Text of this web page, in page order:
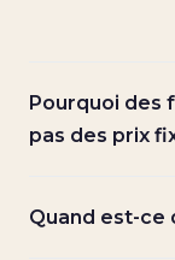
Pourquoi des
pas des prix
Quand est-ce